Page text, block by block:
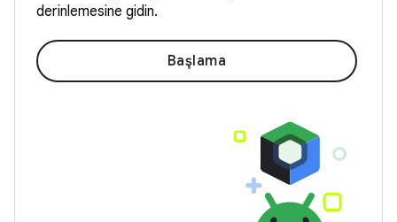
derinlemesine gidin.
Başlama